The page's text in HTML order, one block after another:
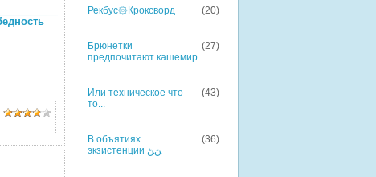
Рекбус۞Кроксворд (20)
Брюнетки
предпочитают кашемир
(27)
Или техническое что-
то...
(43)
В объятиях
экзистенции ﮡﮡ
(36)